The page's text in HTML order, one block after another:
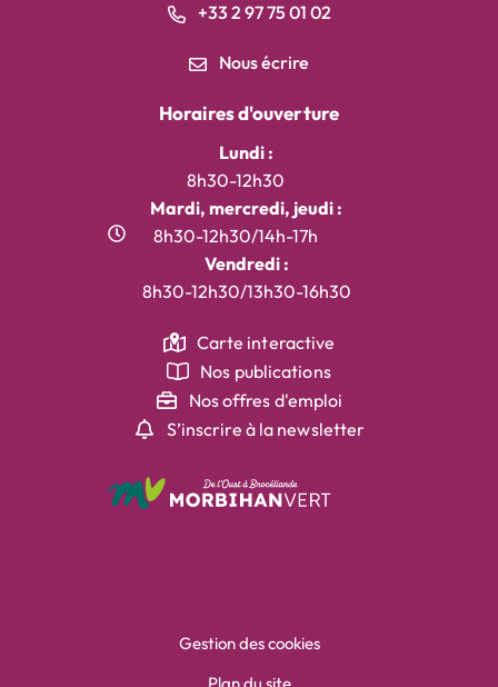
+33 2 97 75 01 02
Nous écrire
Horaires d'ouverture
Lundi :
8h30-12h30
Mardi, mercredi, jeudi :
8h30-12h30/14h-17h
Vendredi :
8h30-12h30/13h30-16h30
Carte interactive
Nos publications
Nos offres d'emploi
S’inscrire à la newsletter
Gestion des cookies